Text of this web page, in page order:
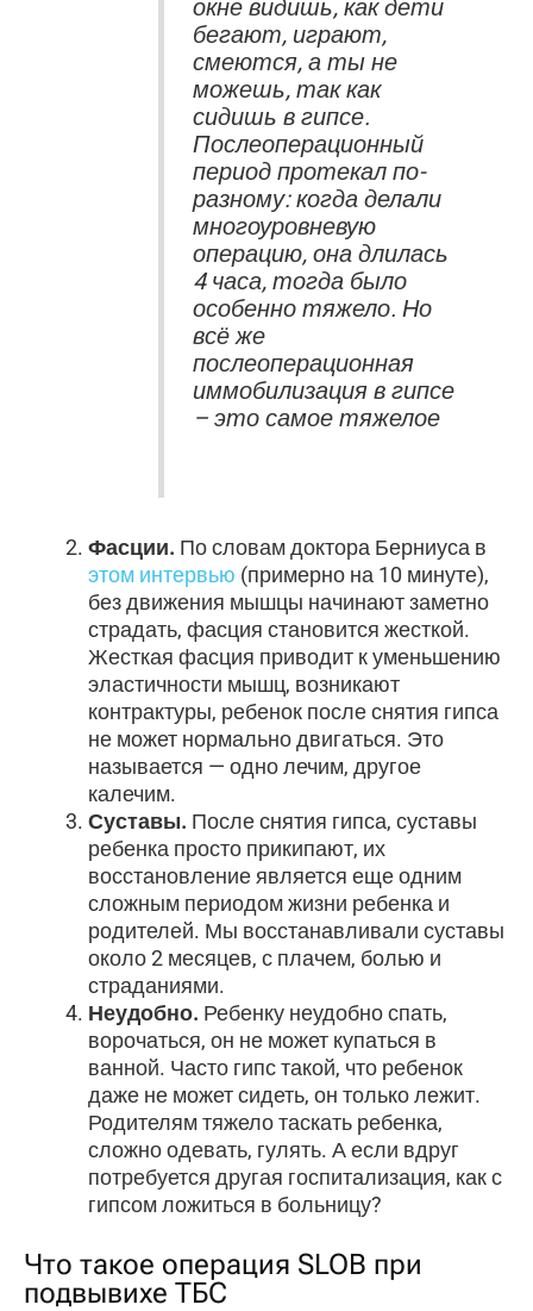
окне видишь, как дети
бегают, играют,
смеются, а ты не
можешь, так как
сидишь в гипсе.
Послеоперационный
период протекал по-
разному: когда делали
многоуровневую
операцию, она длилась
4 часа, тогда было
особенно тяжело. Но
всё же
послеоперационная
иммобилизация в гипсе
– это самое тяжелое
Фасции. По словам доктора Берниуса в
этом интервью (примерно на 10 минуте),
без движения мышцы начинают заметно
страдать, фасция становится жесткой.
Жесткая фасция приводит к уменьшению
эластичности мышц, возникают
контрактуры, ребенок после снятия гипса
не может нормально двигаться. Это
называется — одно лечим, другое
калечим.
Суставы. После снятия гипса, суставы
ребенка просто прикипают, их
восстановление является еще одним
сложным периодом жизни ребенка и
родителей. Мы восстанавливали суставы
около 2 месяцев, с плачем, болью и
страданиями.
Неудобно. Ребенку неудобно спать,
ворочаться, он не может купаться в
ванной. Часто гипс такой, что ребенок
даже не может сидеть, он только лежит.
Родителям тяжело таскать ребенка,
сложно одевать, гулять. А если вдруг
потребуется другая госпитализация, как с
гипсом ложиться в больницу?
Что такое операция SLOB при
подвывихе ТБС